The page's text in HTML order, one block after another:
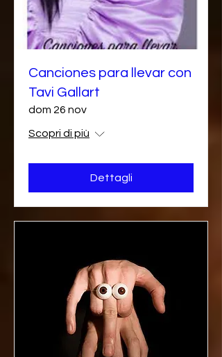
Canciones para llevar con
Tavi Gallart
dom 26 nov
Scopri di più
Dettagli